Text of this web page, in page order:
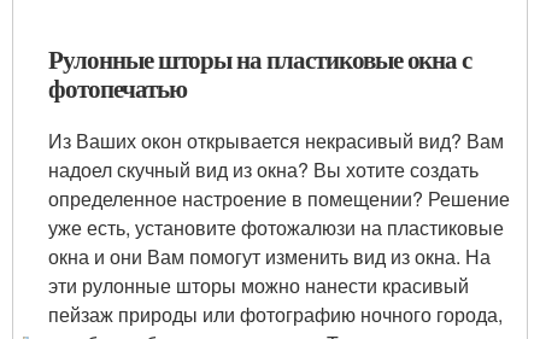
Рулонные шторы на пластиковые окна с
фотопечатью
Из Ваших окон открывается некрасивый вид? Вам
надоел скучный вид из окна? Вы хотите создать
определенное настроение в помещении? Решение
уже есть, установите фотожалюзи на пластиковые
окна и они Вам помогут изменить вид из окна. На
эти рулонные шторы можно нанести красивый
пейзаж природы или фотографию ночного города,